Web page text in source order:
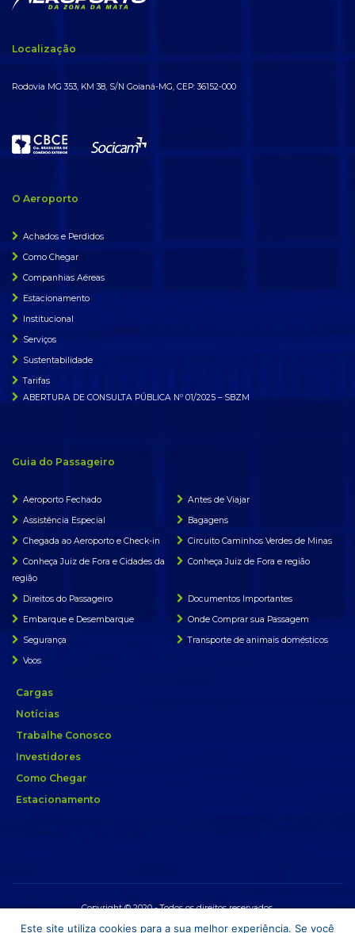
Localização
Rodovia MG 353, KM 38, S/N Goianá-MG, CEP: 36152-000
O Aeroporto
Achados e Perdidos
Como Chegar
Companhias Aéreas
Estacionamento
Institucional
Serviços
Sustentabilidade
Tarifas
ABERTURA DE CONSULTA PÚBLICA Nº 01/2025 – SBZM
Guia do Passageiro
Aeroporto Fechado
Antes de Viajar
Assistência Especial
Bagagens
Chegada ao Aeroporto e Check-in
Circuito Caminhos Verdes de Minas
Conheça Juiz de Fora e Cidades da
região
Conheça Juiz de Fora e região
Direitos do Passageiro
Documentos Importantes
Embarque e Desembarque
Onde Comprar sua Passagem
Segurança
Transporte de animais domésticos
Voos
Cargas
Notícias
Trabalhe Conosco
Investidores
Como Chegar
Estacionamento
Copyright © 2020 - Todos os direitos reservados.
Este site utiliza cookies para a sua melhor experiência. Se você